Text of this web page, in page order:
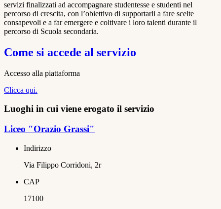
servizi finalizzati ad accompagnare studentesse e studenti nel
percorso di crescita, con l’obiettivo di supportarli a fare scelte
consapevoli e a far emergere e coltivare i loro talenti durante il
percorso di Scuola secondaria.
Come si accede al servizio
Accesso alla piattaforma
Clicca qui.
Luoghi in cui viene erogato il servizio
Liceo "Orazio Grassi"
Indirizzo
Via Filippo Corridoni, 2r
CAP
17100